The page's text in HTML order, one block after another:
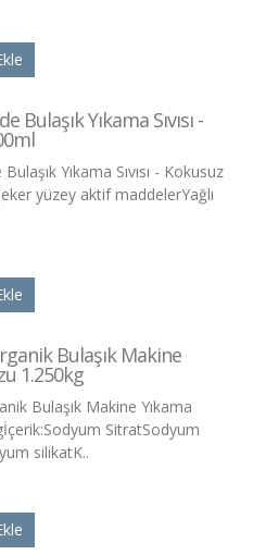
Bulaşık Yıkama Sıvısı -
Yıkama Sıvısı - Kokusuz
yüzey aktif maddelerYağlı
Bulaşık Makine
1.250kg
Bulaşık Makine Yıkama
SitratSodyum
silikatK..